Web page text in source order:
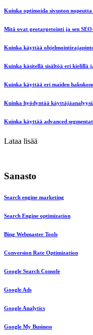
Kuinka optimoida sivuston
Mitä ovat geotargetointi ja sen
Kuinka käyttää
Kuinka käsitellä sisältöä eri kielillä
Kuinka käyttää eri maiden
Kuinka hyödyntää
Kuinka käyttää advanced
Lataa lisää
Sanasto
Search engine marketing
Search Engine optimization
Bing Webmaster Tools
Conversion Rate Optimization
Google Search Console
Google Ads
Google Analytics
Google My Business